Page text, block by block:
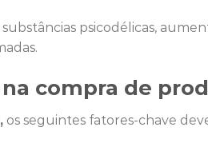
psicodélicas,
compra de
os seguintes fatores-chave